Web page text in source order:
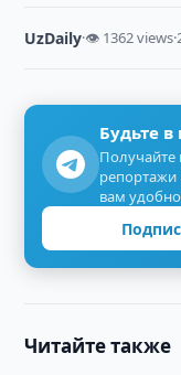
UzDaily·👁 1362 views·
Будьте
Получайте
репортажи
вам
Читайте также